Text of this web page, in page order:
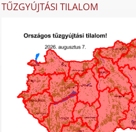
TŰZGYÚJTÁSI TILALOM